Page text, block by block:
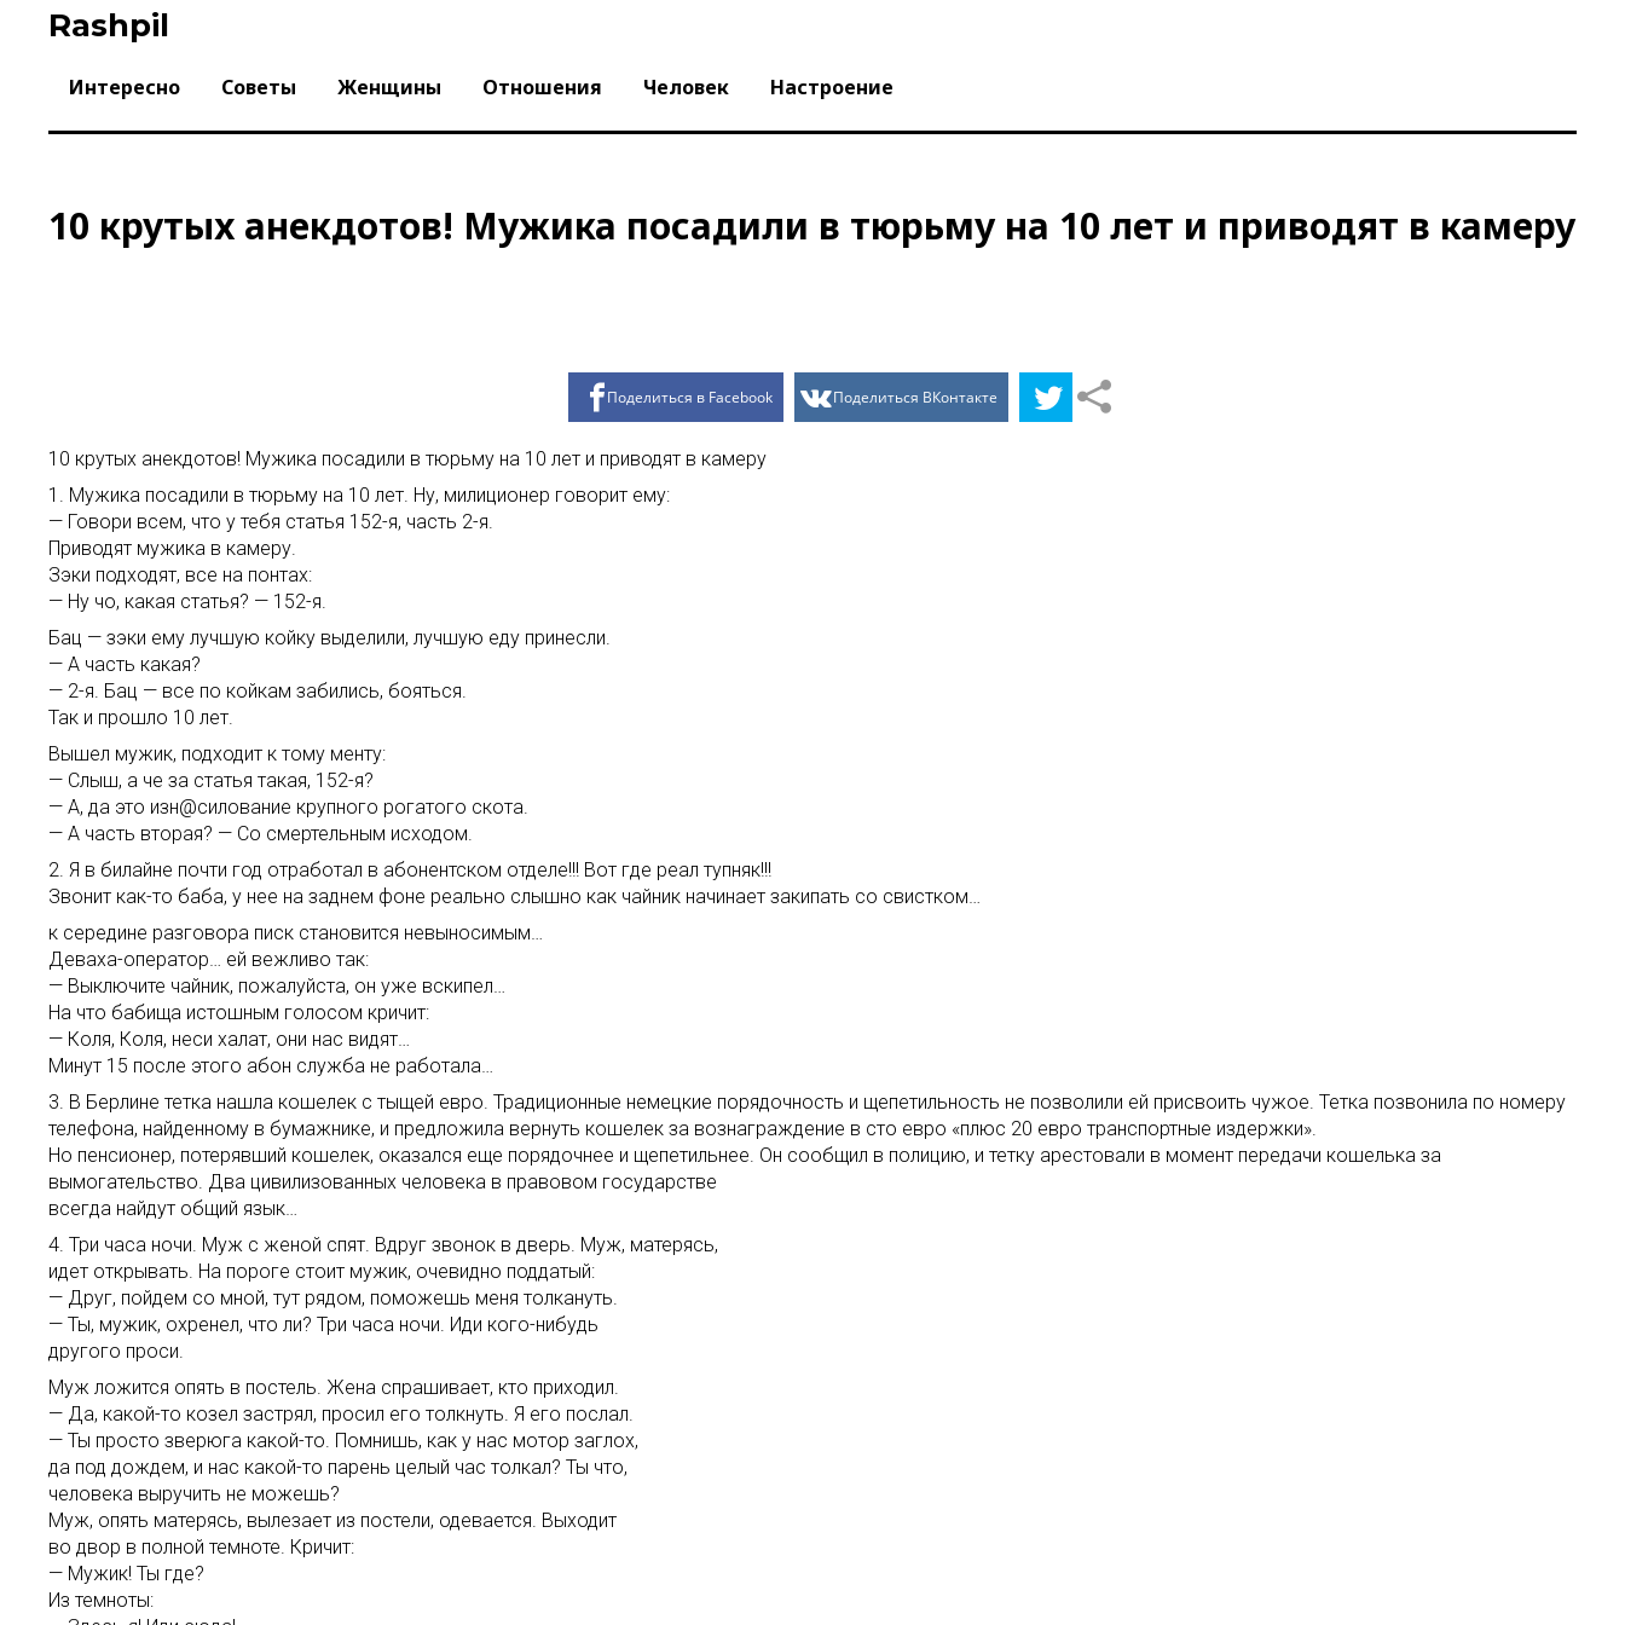
Rashpil
Интересно Советы Женщины Отношения Человек Настроение
10 крутых анекдотов! Мужика посадили в тюрьму на 10 лет и приводят в камеру
Поделиться в Facebook Поделиться ВКонтакте
10 крутых анекдотов! Мужика посадили в тюрьму на 10 лет и приводят в камеру
1. Мужика посадили в тюрьму на 10 лет. Ну, милиционер говорит ему:
— Говори всем, что у тебя статья 152-я, часть 2-я.
Приводят мужика в камеру.
Зэки подходят, все на понтах:
— Ну чо, какая статья? — 152-я.
Бац — зэки ему лучшую койку выделили, лучшую еду принесли.
— А часть какая?
— 2-я. Бац — все по койкам забились, бояться.
Так и прошло 10 лет.
Вышел мужик, подходит к тому менту:
— Слыш, а че за статья такая, 152-я?
— А, да это изн@силование крупного рогатого скота.
— А часть вторая? — Со смертельным исходом.
2. Я в билайне почти год отработал в абонентском отделе!!! Вот где реал тупняк!!!
Звонит как-то баба, у нее на заднем фоне реально слышно как чайник начинает закипать со свистком…
к середине разговора писк становится невыносимым…
Деваха-оператор… ей вежливо так:
— Выключите чайник, пожалуйста, он уже вскипел…
На что бабища истошным голосом кричит:
— Коля, Коля, неси халат, они нас видят…
Минут 15 после этого абон служба не работала…
3. В Берлине тетка нашла кошелек с тыщей евро. Традиционные немецкие порядочность и щепетильность не позволили ей присвоить чужое. Тетка позвонила по номеру
телефона, найденному в бумажнике, и предложила вернуть кошелек за вознаграждение в сто евро «плюс 20 евро транспортные издержки».
Но пенсионер, потерявший кошелек, оказался еще порядочнее и щепетильнее. Он сообщил в полицию, и тетку арестовали в момент передачи кошелька за
вымогательство. Два цивилизованных человека в правовом государстве
всегда найдут общий язык…
4. Три часа ночи. Муж с женой спят. Вдруг звонок в дверь. Муж, матерясь,
идет открывать. На пороге стоит мужик, очевидно поддатый:
— Друг, пойдем со мной, тут рядом, поможешь меня толкануть.
— Ты, мужик, охренел, что ли? Три часа ночи. Иди кого-нибудь
другого проси.
Муж ложится опять в постель. Жена спрашивает, кто приходил.
— Да, какой-то козел застрял, просил его толкнуть. Я его послал.
— Ты просто зверюга какой-то. Помнишь, как у нас мотор заглох,
да под дождем, и нас какой-то парень целый час толкал? Ты что,
человека выручить не можешь?
Муж, опять матерясь, вылезает из постели, одевается. Выходит
во двор в полной темноте. Кричит:
— Мужик! Ты где?
Из темноты: